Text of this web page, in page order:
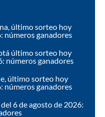
último sorteo hoy
números ganadores
último sorteo hoy
números ganadores
último sorteo hoy
números ganadores
6 de agosto de 2026: